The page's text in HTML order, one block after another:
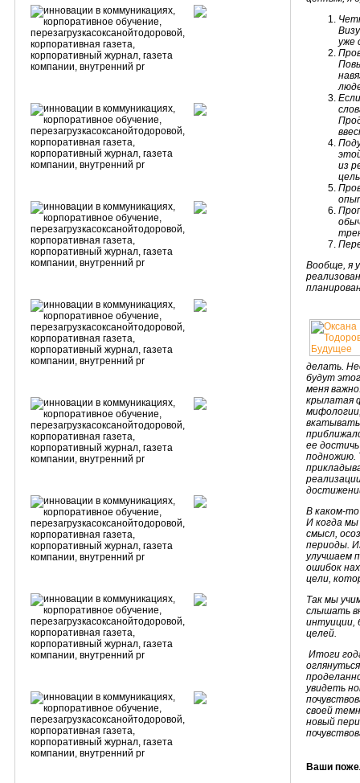
уже
из
Вообще, я
делать.
будут
меня
крылатая
вкатывать
ее достичь
подножию.
В каком-
И когда
смысл,
периоды.
улучшаем
ошибок
цели,
Так мы
слышать
интуиции,
целей.
Итоги
увидеть
своей
новый
Ваши